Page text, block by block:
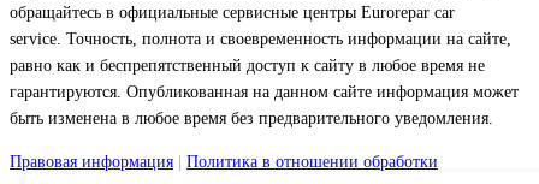
обращайтесь в официальные сервисные центры Eurorepar car
service. Точность, полнота и своевременность информации на сайте,
равно как и беспрепятственный доступ к сайту в любое время не
гарантируются. Опубликованная на данном сайте информация может
быть изменена в любое время без предварительного уведомления.
Правовая информация
Политика в отношении обработки